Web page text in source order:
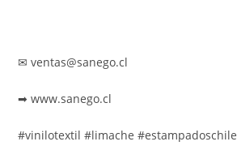
✉ ventas@sanego.cl
➡ www.sanego.cl
#vinilotextil #limache #estampadoschile